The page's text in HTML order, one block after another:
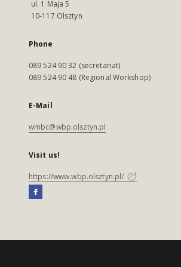
ul. 1 Maja 5
10-117 Olsztyn
Phone
089 524 90 32 (secretariat)
089 524 90 48 (Regional Workshop)
E-Mail
wmbc@wbp.olsztyn.pl
Visit us!
https://www.wbp.olsztyn.pl/